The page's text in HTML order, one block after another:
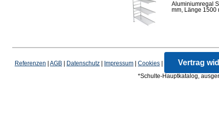
Aluminiumregal
mm, Länge 1500
Referenzen AGB Datenschutz Impressum Cookies Vertrag
*Schulte-Hauptkatalog,